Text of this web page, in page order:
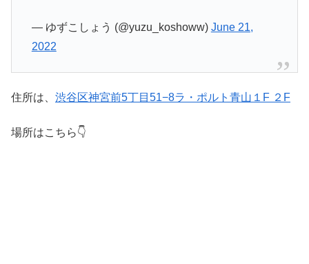
— ゆずこしょう (@yuzu_koshoww) June 21,
2022
住所は、 渋谷区神宮前5丁目51−8ラ・ポルト青山１F ２F
場所はこちら👇